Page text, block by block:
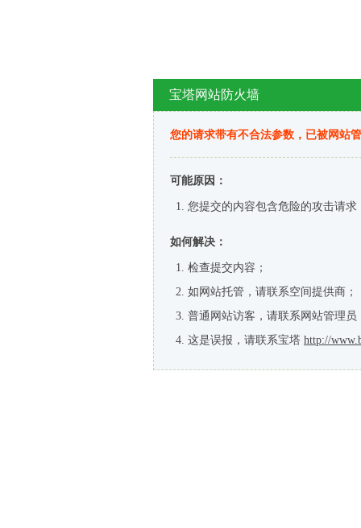
宝塔网站防火墙
您的请求带有不合法参数，已被网站
可能原因：
您提交的内容包含危险的攻击请求
如何解决：
检查提交内容；
如网站托管，请联系空间提供商；
普通网站访客，请联系网站管理员
这是误报，请联系宝塔 http://